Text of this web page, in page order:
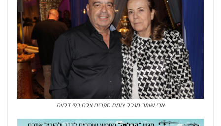
אבי שומר מנכל צומת ספרים צלם רפי דלויה